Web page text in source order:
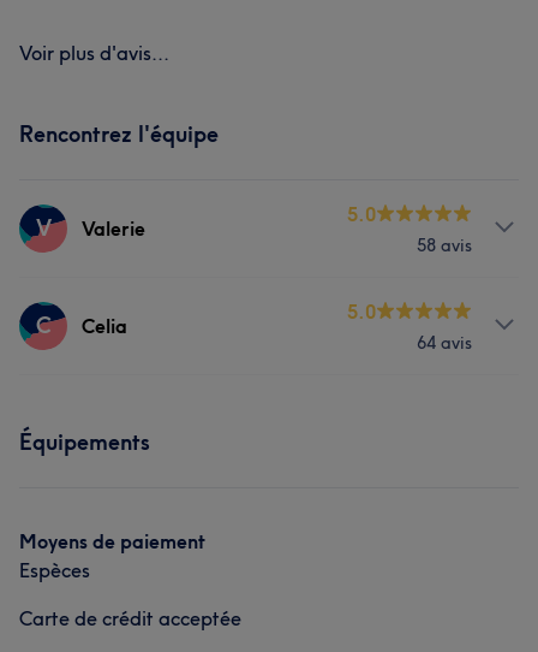
Voir plus d'avis...
Rencontrez l'équipe
V Valerie
5.0
58 avis
Prestations
L'avis de nos clients sur Valerie
C Celia
5.0
64 avis
L'avis de nos clients sur Celia
Expert/e
Expérimenté/e 7
Équipements
Moyens de paiement
Espèces
Carte de crédit acceptée